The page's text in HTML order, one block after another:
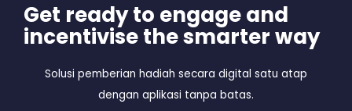
Get ready to engage and
incentivise the smarter way
Solusi pemberian hadiah secara digital satu atap
dengan aplikasi tanpa batas.